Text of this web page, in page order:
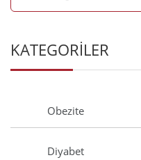
KATEGORİLER
Obezite
Diyabet